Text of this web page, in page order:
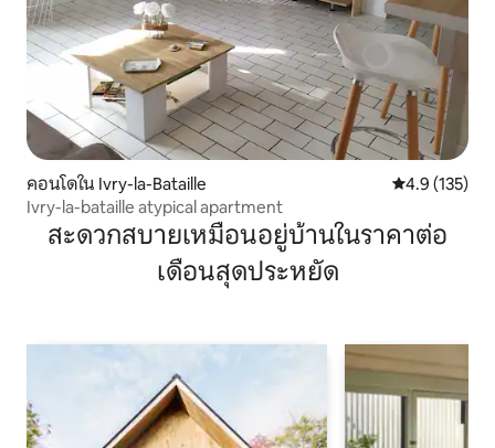
คอนโดใน Ivry-la-Bataille คะแนนเฉลี่ย
4.9 (135)
Ivry-la-bataille atypical apartment
สะดวกสบายเหมือนอยู่บ้านในราคาต่อ
เดือนสุดประหยัด